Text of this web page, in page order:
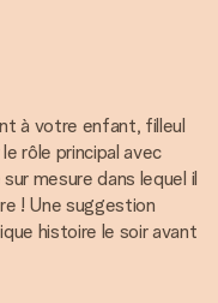
à votre enfant, filleul
rôle principal avec
mesure dans lequel il
! Une suggestion
histoire le soir avant